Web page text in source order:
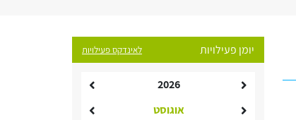
יומן פעילויות לאינדקס פעילויות
2026
אוגוסט